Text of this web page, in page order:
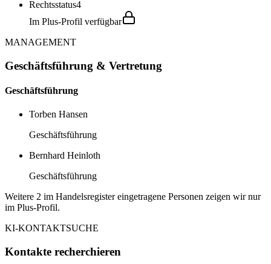
Rechtsstatus4
Im Plus-Profil verfügbar
MANAGEMENT
Geschäftsführung & Vertretung
Geschäftsführung
Torben Hansen
Geschäftsführung
Bernhard Heinloth
Geschäftsführung
Weitere 2 im Handelsregister eingetragene Personen zeigen wir nur
im Plus-Profil.
KI-KONTAKTSUCHE
Kontakte recherchieren